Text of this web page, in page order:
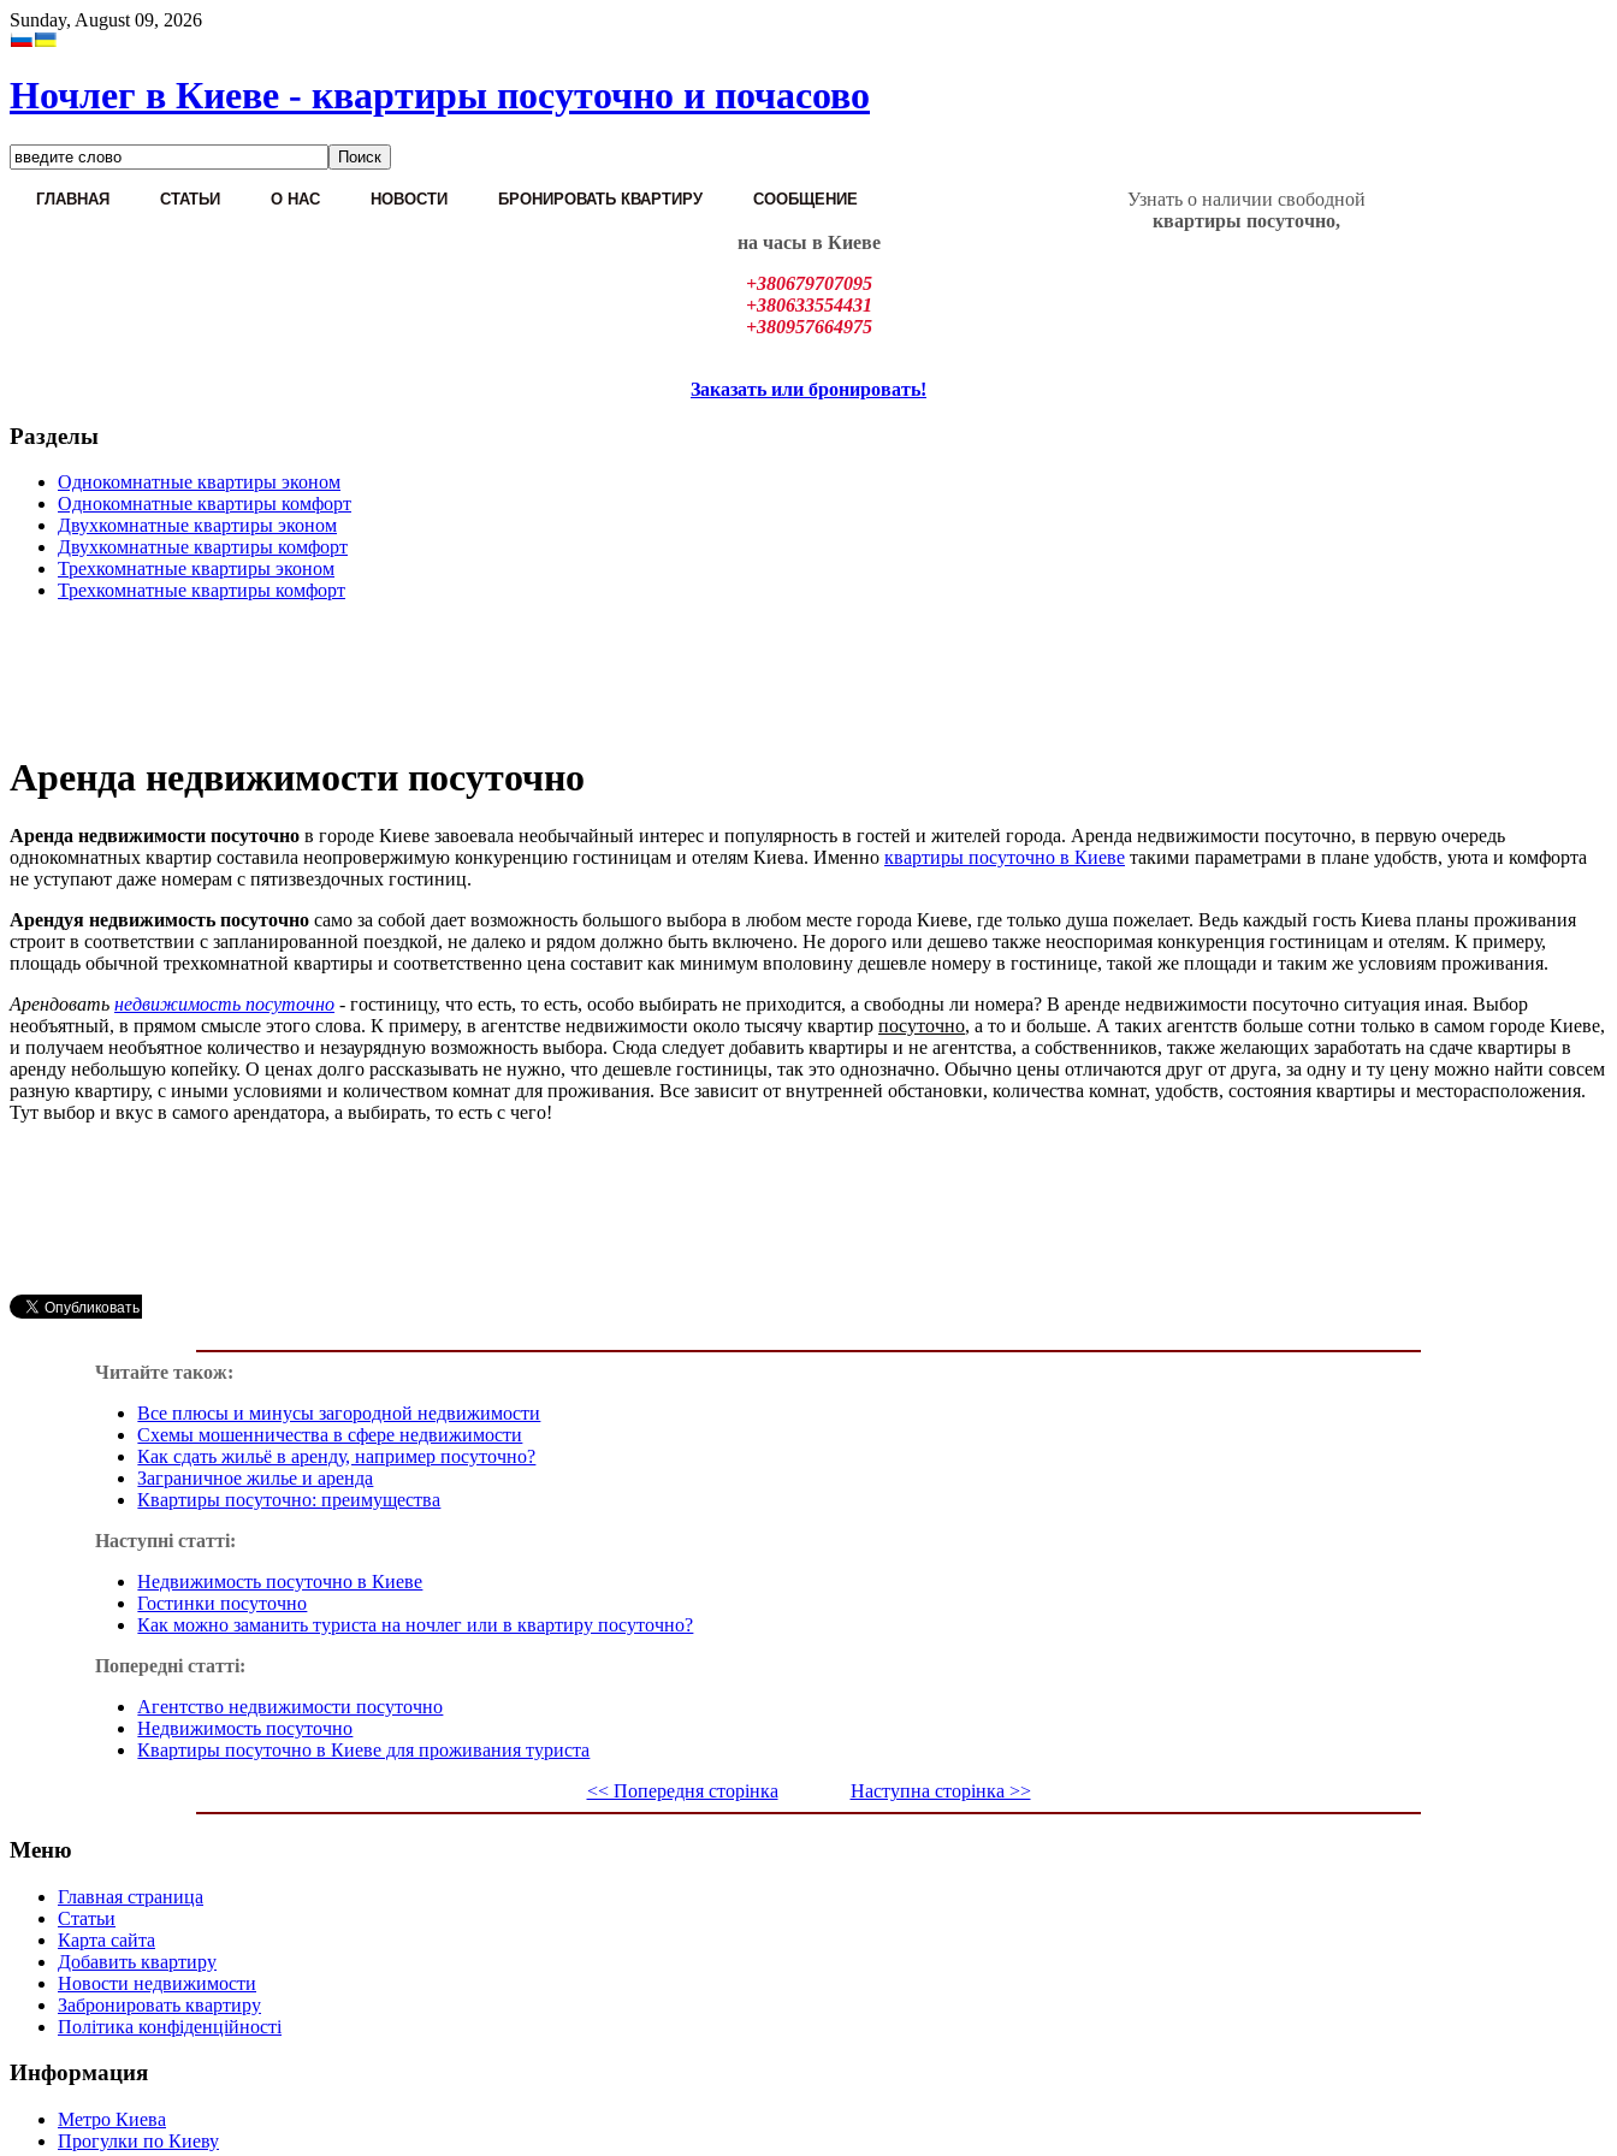
Sunday, August 09, 2026
Ночлег в Киеве - квартиры посуточно и почасово
ГЛАВНАЯ СТАТЬИ О НАС НОВОСТИ БРОНИРОВАТЬ КВАРТИРУ СООБЩЕНИЕ
Узнать о наличии свободной
квартиры посуточно,
на часы в Киеве
+380679707095
+380633554431
+380957664975
Заказать или бронировать!
Разделы
Однокомнатные квартиры эконом
Однокомнатные квартиры комфорт
Двухкомнатные квартиры эконом
Двухкомнатные квартиры комфорт
Трехкомнатные квартиры эконом
Трехкомнатные квартиры комфорт
Аренда недвижимости посуточно
Аренда недвижимости посуточно в городе Киеве завоевала необычайный интерес и популярность в гостей и жителей города. Аренда недвижимости посуточно, в первую очередь
однокомнатных квартир составила неопровержимую конкуренцию гостиницам и отелям Киева. Именно квартиры посуточно в Киеве такими параметрами в плане удобств, уюта и комфорта
не уступают даже номерам с пятизвездочных гостиниц.
Арендуя недвижимость посуточно само за собой дает возможность большого выбора в любом месте города Киеве, где только душа пожелает. Ведь каждый гость Киева планы проживания
строит в соответствии с запланированной поездкой, не далеко и рядом должно быть включено. Не дорого или дешево также неоспоримая конкуренция гостиницам и отелям. К примеру,
площадь обычной трехкомнатной квартиры и соответственно цена составит как минимум вполовину дешевле номеру в гостинице, такой же площади и таким же условиям проживания.
Арендовать недвижимость посуточно - гостиницу, что есть, то есть, особо выбирать не приходится, а свободны ли номера? В аренде недвижимости посуточно ситуация иная. Выбор
необъятный, в прямом смысле этого слова. К примеру, в агентстве недвижимости около тысячу квартир посуточно, а то и больше. А таких агентств больше сотни только в самом городе Киеве,
и получаем необъятное количество и незаурядную возможность выбора. Сюда следует добавить квартиры и не агентства, а собственников, также желающих заработать на сдаче квартиры в
аренду небольшую копейку. О ценах долго рассказывать не нужно, что дешевле гостиницы, так это однозначно. Обычно цены отличаются друг от друга, за одну и ту цену можно найти совсем
разную квартиру, с иными условиями и количеством комнат для проживания. Все зависит от внутренней обстановки, количества комнат, удобств, состояния квартиры и месторасположения.
Тут выбор и вкус в самого арендатора, а выбирать, то есть с чего!
Читайте також:
Все плюсы и минусы загородной недвижимости
Схемы мошенничества в сфере недвижимости
Как сдать жильё в аренду, например посуточно?
Заграничное жилье и аренда
Квартиры посуточно: преимущества
Наступні статті:
Недвижимость посуточно в Киеве
Гостинки посуточно
Как можно заманить туриста на ночлег или в квартиру посуточно?
Попередні статті:
Агентство недвижимости посуточно
Недвижимость посуточно
Квартиры посуточно в Киеве для проживания туриста
<< Попередня сторінка
Наступна сторінка >>
Меню
Главная страница
Статьи
Карта сайта
Добавить квартиру
Новости недвижимости
Забронировать квартиру
Політика конфіденційності
Информация
Метро Киева
Прогулки по Киеву